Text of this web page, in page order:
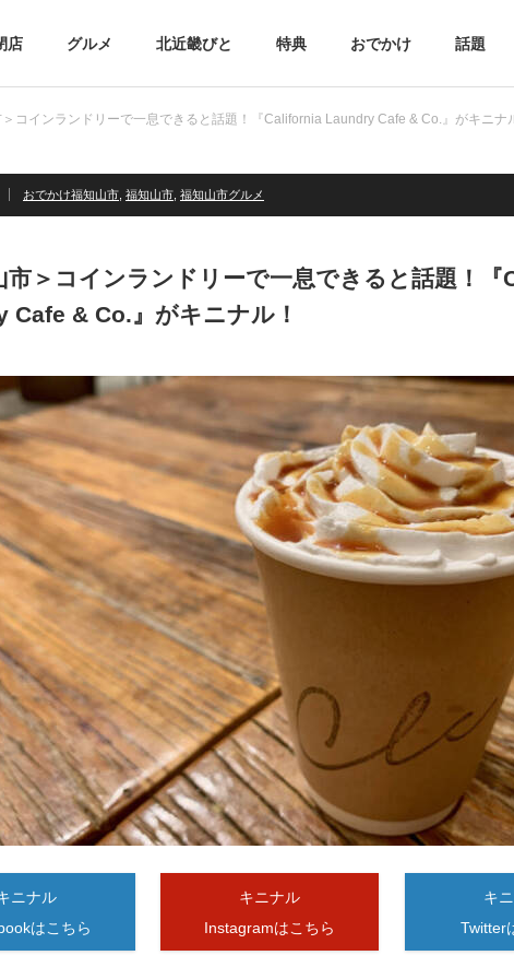
店 グルメ 北近畿びと 特典 おでかけ 話題
コインランドリーで一息できると話題！『California Laundry Cafe & Co.』がキニナ
おでかけ福知山市 福知山市 福知山市グルメ
市＞コインランドリーで一息できると話題！
Cafe & Co.』がキニナル！
ニナル
はこちら
キニナル
Instagramはこちら
キ
Twitter